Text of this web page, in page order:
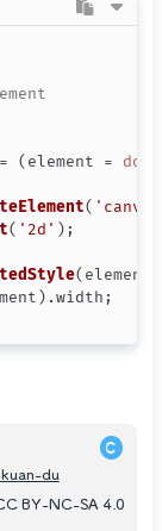
( element =
(
( '2d' );
width ;
du
BY-NC-SA 4.0